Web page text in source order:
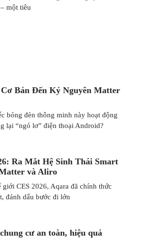
một tiêu
Bản Đến Kỷ Nguyên Matter
bóng đèn thông minh này hoạt động
lại “ngó lơ” điện thoại Android?
Ra Mắt Hệ Sinh Thái Smart
và Aliro
CES 2026, Aqara đã chính thức
đánh dấu bước đi lớn
cư an toàn, hiệu quả